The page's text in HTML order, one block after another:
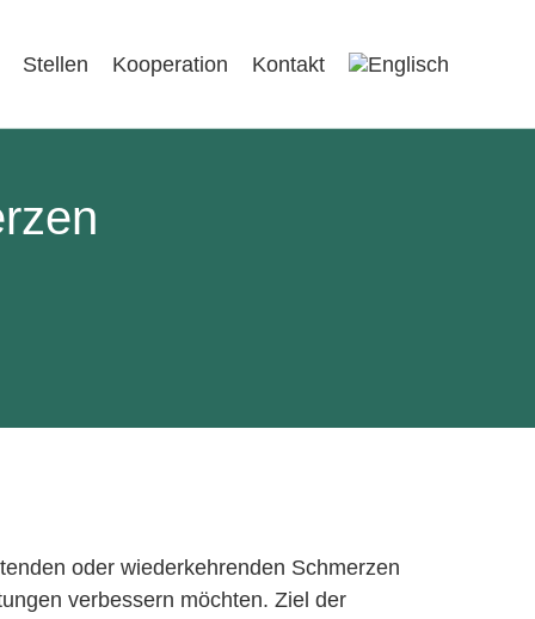
Stellen Kooperation Kontakt
oder wiederkehrenden Schmerzen
verbessern möchten. Ziel der